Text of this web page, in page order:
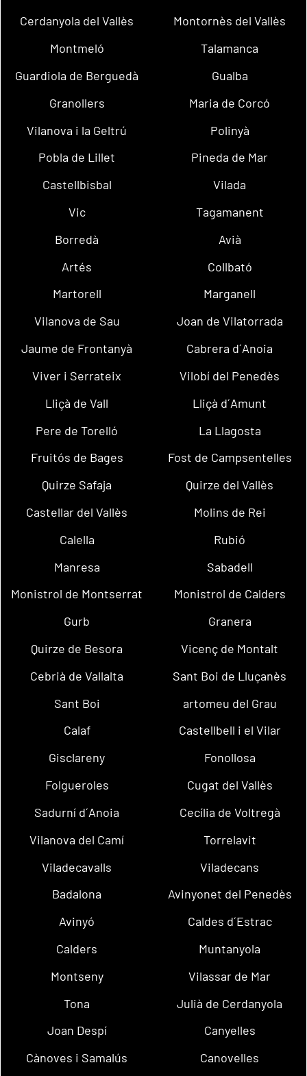
Cerdanyola del Vallès
Montornès del Vallès
Montmeló
Talamanca
Guardiola de Berguedà
Gualba
Granollers
Maria de Corcó
Vilanova i la Geltrú
Polinyà
Pobla de Lillet
Pineda de Mar
Castellbisbal
Vilada
Vic
Tagamanent
Borredà
Avià
Artés
Collbató
Martorell
Marganell
Vilanova de Sau
Joan de Vilatorrada
Jaume de Frontanyà
Cabrera d´Anoia
Viver i Serrateix
Vilobí del Penedès
Lliçà de Vall
Lliçà d´Amunt
Pere de Torelló
La Llagosta
Fruitós de Bages
Fost de Campsentelles
Quirze Safaja
Quirze del Vallès
Castellar del Vallès
Molins de Rei
Calella
Rubió
Manresa
Sabadell
Monistrol de Montserrat
Monistrol de Calders
Gurb
Granera
Quirze de Besora
Vicenç de Montalt
Cebrià de Vallalta
Sant Boi de Lluçanès
Sant Boi
artomeu del Grau
Calaf
Castellbell i el Vilar
Gisclareny
Fonollosa
Folgueroles
Cugat del Vallès
Sadurní d´Anoia
Cecília de Voltregà
Vilanova del Camí
Torrelavit
Viladecavalls
Viladecans
Badalona
Avinyonet del Penedès
Avinyó
Caldes d´Estrac
Calders
Muntanyola
Montseny
Vilassar de Mar
Tona
Julià de Cerdanyola
Joan Despí
Canyelles
Cànoves i Samalús
Canovelles